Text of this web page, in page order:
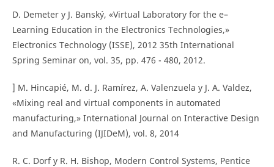
D. Demeter y J. Banský, «Virtual Laboratory for the e–
Learning Education in the Electronics Technologies,»
Electronics Technology (ISSE), 2012 35th International
Spring Seminar on, vol. 35, pp. 476 - 480, 2012.
] M. Hincapié, M. d. J. Ramírez, A. Valenzuela y J. A. Valdez,
«Mixing real and virtual components in automated
manufacturing,» International Journal on Interactive Design
and Manufacturing (IJIDeM), vol. 8, 2014
R. C. Dorf y R. H. Bishop, Modern Control Systems, Pentice